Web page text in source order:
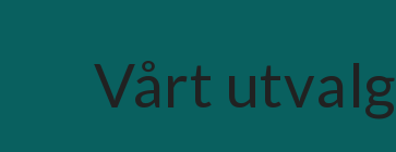
Vårt utvalg